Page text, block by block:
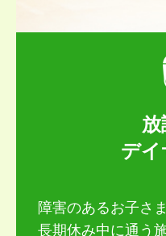
放
デイ
障害のあるお⼦さ
⻑期休み中に通う